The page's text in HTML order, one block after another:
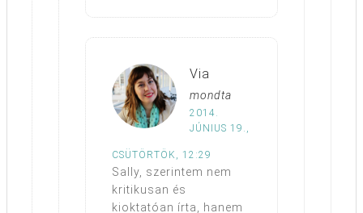
Via
mondta
2014.
JÚNIUS 19.,
CSÜTÖRTÖK, 12:29
Sally, szerintem nem
kritikusan és
kioktatóan írta, hanem